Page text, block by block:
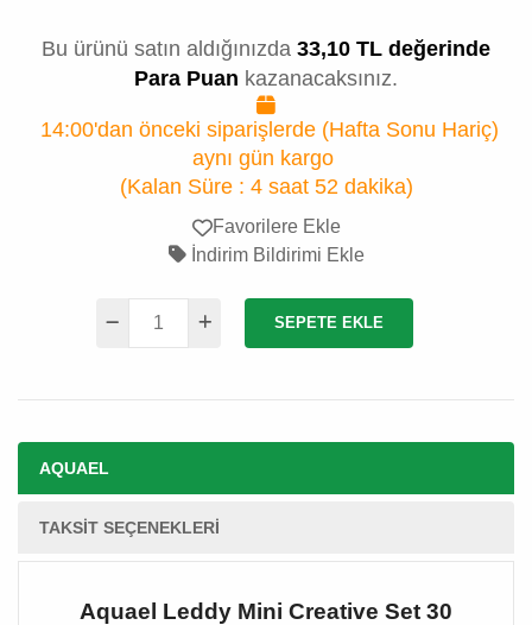
Bu ürünü satın aldığınızda 33,10 TL değerinde
Para Puan kazanacaksınız.
14:00'dan önceki siparişlerde (Hafta Sonu Hariç)
aynı gün kargo
(Kalan Süre : 4 saat 52 dakika)
Favorilere Ekle
İndirim Bildirimi Ekle
SEPETE EKLE
AQUAEL
TAKSIT SEÇENEKLERI
Aquael Leddy Mini Creative Set 30